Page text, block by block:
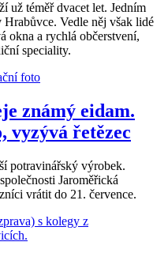
už téměř dvacet let. Jedním
Vedle něj však lidé
okna a rychlá občerstvení,
speciality.
známý eidam.
vyzývá řetězec
potravinářský výrobek.
Jaroměřická
vrátit do 21. července.